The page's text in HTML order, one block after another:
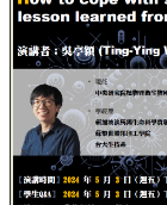
款
區
回
首
頁
臺